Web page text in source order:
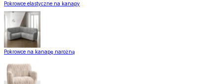
Pokrowce elastyczne na kanapy
Pokrowce na kanapę narożną